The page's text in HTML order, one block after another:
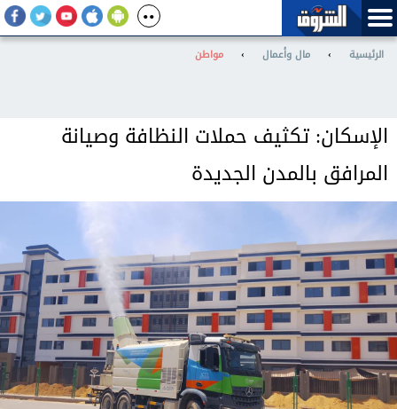
الرئيسية › مال وأعمال › مواطن
الإسكان: تكثيف حملات النظافة وصيانة
المرافق بالمدن الجديدة